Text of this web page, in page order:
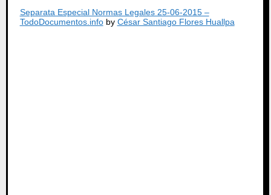
Separata Especial Normas Legales 25-06-2015 –
TodoDocumentos.infoby César Santiago Flores Huallpa